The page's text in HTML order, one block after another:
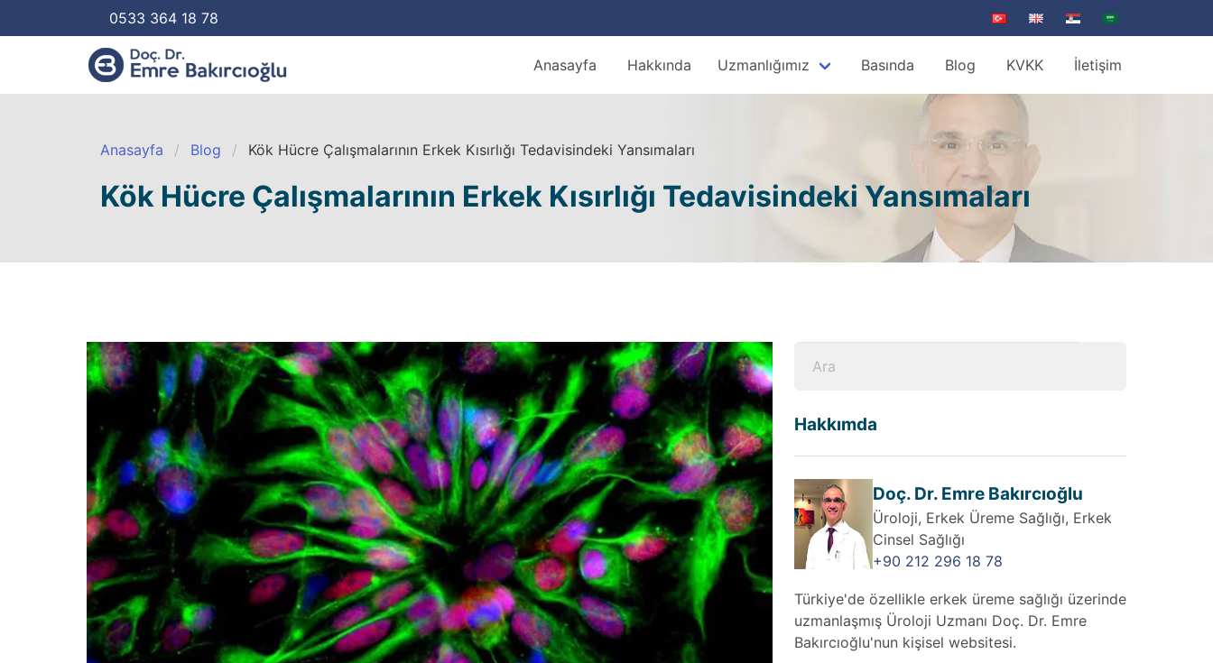
0533 364 18 78
Anasayfa Hakkında Uzmanlığımız Basında Blog KVKK İletişim
Anasayfa Blog Kök Hücre Çalışmalarının Erkek Kısırlığı Tedavisindeki Yansımaları
Kök Hücre Çalışmalarının Erkek Kısırlığı Tedavisindeki Yansımaları
Hakkımda
Doç. Dr. Emre Bakırcıoğlu
Üroloji, Erkek Üreme Sağlığı, Erkek
Cinsel Sağlığı
+90 212 296 18 78
Türkiye'de özellikle erkek üreme sağlığı üzerinde
uzmanlaşmış Üroloji Uzmanı Doç. Dr. Emre
Bakırcıoğlu'nun kişisel websitesi.